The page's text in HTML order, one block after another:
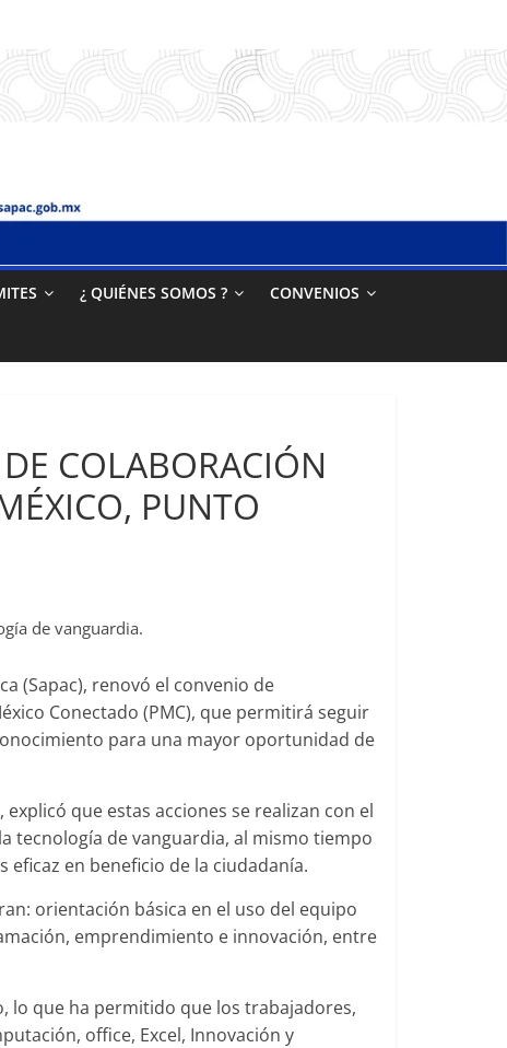
¿ QUIÉNES SOMOS ? CONVENIOS
COLABORACIÓN
PUNTO
de vanguardia.
(Sapac), renovó el convenio de
Conectado (PMC), que permitirá seguir
para una mayor oportunidad de
que estas acciones se realizan con el
tecnología de vanguardia, al mismo tiempo
en beneficio de la ciudadanía.
orientación básica en el uso del equipo
emprendimiento e innovación, entre
lo que ha permitido que los trabajadores,
office, Excel, Innovación y